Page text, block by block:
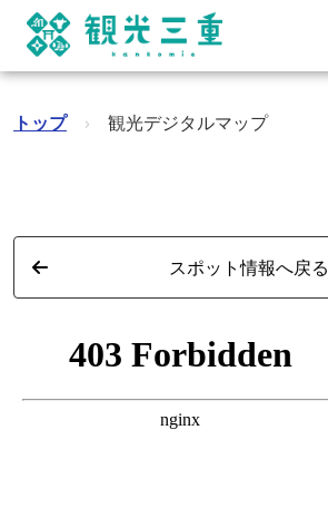
トップ › 観光デジタルマップ
スポット情報へ戻る